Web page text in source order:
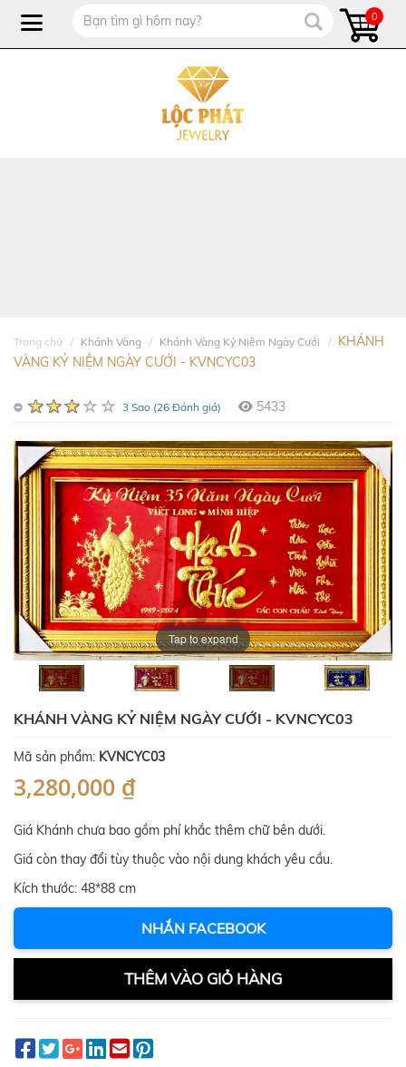
0
Trang chủ Khánh Vàng Khánh Vàng Kỷ Niệm Ngày Cưới
KHÁNH
VÀNG KỶ NIỆM NGÀY CƯỚI - KVNCYC03
3 Sao (26 Đánh giá) 5433
Tap to expand
KHÁNH VÀNG KỶ NIỆM NGÀY CƯỚI - KVNCYC03
Mã sản phẩm: KVNCYC03
3,280,000 ₫
Giá Khánh chưa bao gồm phí khắc thêm chữ bên dưới.
Giá còn thay đổi tùy thuộc vào nội dung khách yêu cầu.
Kích thước: 48*88 cm
NHẮN FACEBOOK
THÊM VÀO GIỎ HÀNG